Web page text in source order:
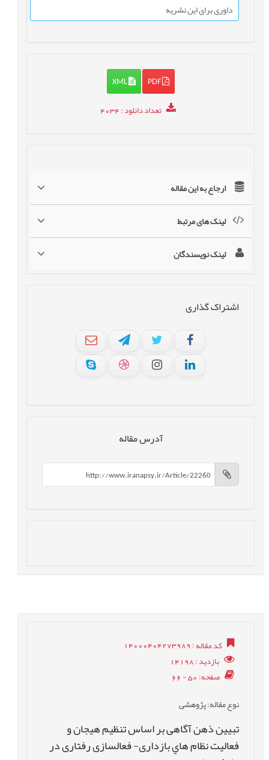
داوری برای این نشریه
PDF
XML
تعداد دانلود: 4034
ارجاع به این مقاله
لینک های مرتبط
لینک نویسندگان
اشتراک گذاری
آدرس مقاله
کد مقاله: 14000404273989
بازدید: 14198
صفحه: 50 - 66
نوع مقاله: پژوهشی
تبيين ذهن آگاهی بر اساس تنظيم هيجان و
فعاليت نظام هاي بازداری- فعالسازی رفتاری در